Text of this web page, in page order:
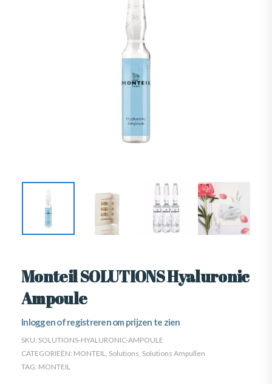
Monteil SOLUTIONS Hyaluronic
Ampoule
Inloggen of registreren om prijzen te zien
SKU: SOLUTIONS-HYALURONIC-AMPOULE
CATEGORIEËN: MONTEIL Solutions Solutions Ampullen
TAG: MONTEIL